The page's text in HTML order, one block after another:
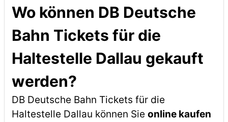
Wo können DB Deutsche
Bahn Tickets für die
Haltestelle Dallau gekauft
werden?
DB Deutsche Bahn Tickets für die
Haltestelle Dallau können Sie online kaufen